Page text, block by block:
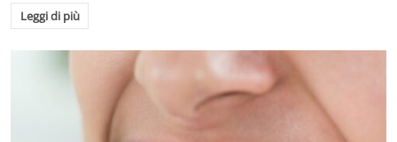
Leggi di più